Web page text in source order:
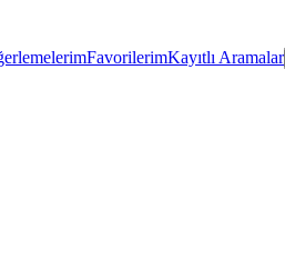
FavorilerimKayıtlı Aramalar